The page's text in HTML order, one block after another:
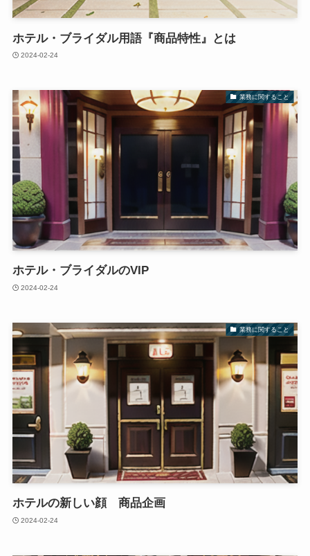
ホテル・ブライダル用語『商品特性』とは
2024-02-24
業務に関すること
ホテル・ブライダルのVIP
2024-02-24
業務に関すること
ホテルの新しい顔 商品企画
2024-02-24